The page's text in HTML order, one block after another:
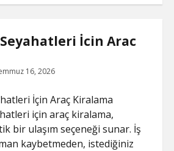
İcin Arac
16, 2026
İçin Araç Kiralama
için araç kiralama,
bir ulaşım seçeneği sunar. İş
kaybetmeden, istediğiniz